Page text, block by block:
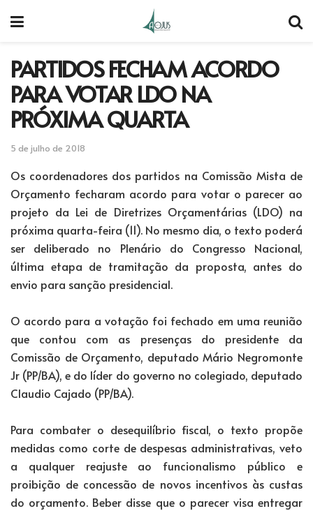
PARTIDOS FECHAM ACORDO
PARA VOTAR LDO NA
PRÓXIMA QUARTA
5 de julho de 2018
Os coordenadores dos partidos na Comissão Mista de
Orçamento fecharam acordo para votar o parecer ao
projeto da Lei de Diretrizes Orçamentárias (LDO) na
próxima quarta-feira (11). No mesmo dia, o texto poderá
ser deliberado no Plenário do Congresso Nacional,
última etapa de tramitação da proposta, antes do
envio para sanção presidencial.
O acordo para a votação foi fechado em uma reunião
que contou com as presenças do presidente da
Comissão de Orçamento, deputado Mário Negromonte
Jr (PP/BA), e do líder do governo no colegiado, deputado
Claudio Cajado (PP/BA).
Para combater o desequilíbrio fiscal, o texto propõe
medidas como corte de despesas administrativas, veto
a qualquer reajuste ao funcionalismo público e
proibição de concessão de novos incentivos às custas
do orçamento. Beber disse que o parecer visa entregar